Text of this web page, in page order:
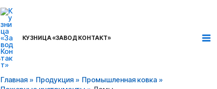
к
содержимому
КУЗНИЦА «ЗАВОД КОНТАКТ»
Главная Продукция
Промышленная ковка
ЛОМ ПОЖАРНЫЙ ЛПУ
ГОСТ 16714-71
Подробнее